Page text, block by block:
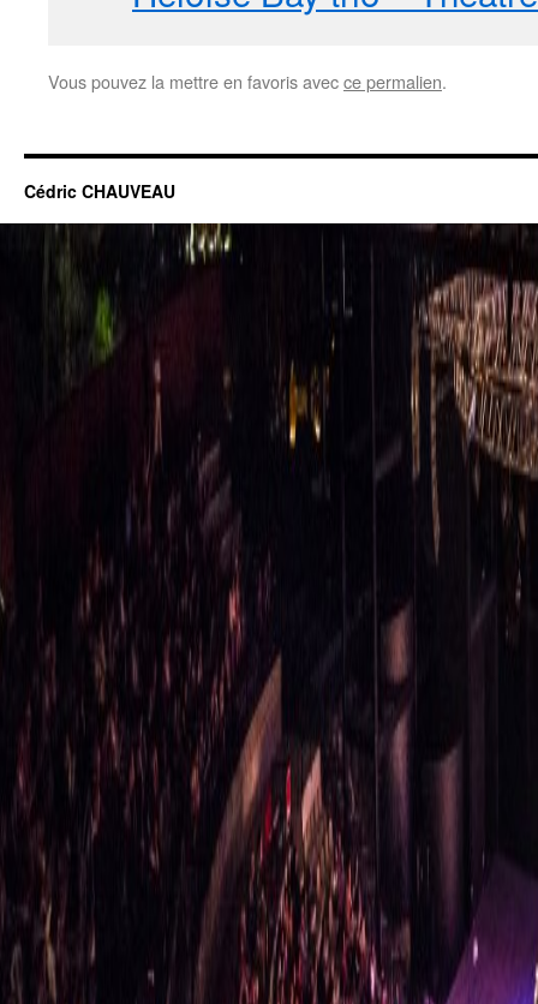
Vous pouvez la mettre en favoris avecce permalien.
Cédric CHAUVEAU